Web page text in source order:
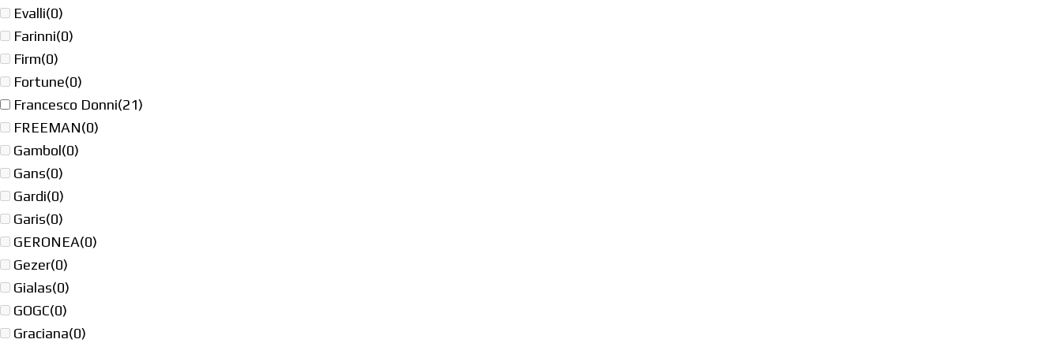
Evalli(0)
Farinni(0)
Firm(0)
Fortune(0)
Francesco Donni(21)
FREEMAN(0)
Gambol(0)
Gans(0)
Gardi(0)
Garis(0)
GERONEA(0)
Gezer(0)
Gialas(0)
GOGC(0)
Graciana(0)